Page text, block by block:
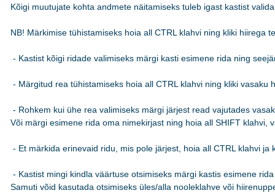
Kõigi muutujate kohta andmete näitamiseks tuleb igast kastist
NB! Märkimise tühistamiseks hoia all CTRL klahvi ning kliki hiirega
- Kastist kõigi ridade valimiseks märgi kasti esimene rida ning
- Märgitud rea tühistamiseks hoia all CTRL klahvi ning kliki vasaku
- Rohkem kui ühe rea valimiseks märgi järjest read vajutades
Või märgi esimene rida oma nimekirjast ning hoia all SHIFT klahvi,
- Et märkida erinevaid ridu, mis pole järjest, hoia all CTRL klahvi
- Kastist mingi kindla väärtuse otsimiseks märgi kastis esimene
Samuti võid kasutada otsimiseks üles/alla nooleklahve või